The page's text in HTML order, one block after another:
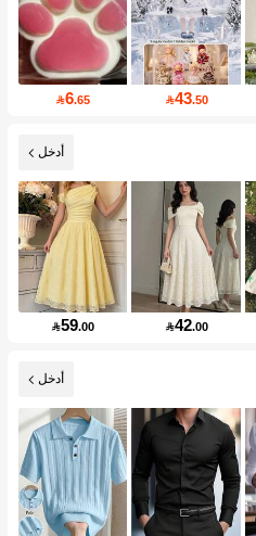
43.50
6.65
أدخل
42.00
59.00
أدخل